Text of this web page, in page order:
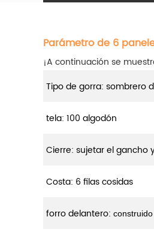
Parámetro de 6
¡A continuación se
Tipo de gorra: sombrero
tela: 100 algodón
Cierre: sujetar el gancho
Costa: 6 filas cosidas
forro delantero: construido